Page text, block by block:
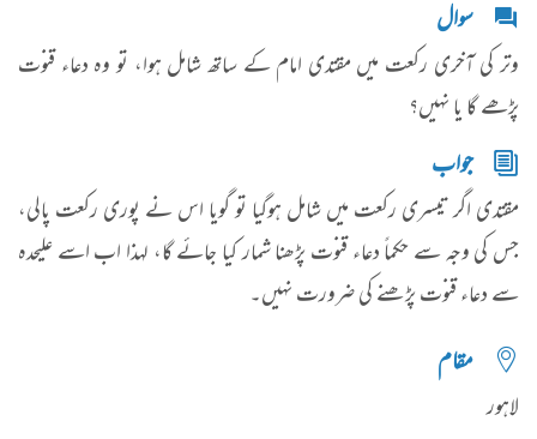
سوال
وتر کی آخری رکعت میں مقتدی امام کے ساتھ شامل ہوا، تو وہ دعاء قنوت
پڑھے گا یا نہیں؟
جواب
​مقتدی اگر تیسری رکعت میں شامل ہوگیا تو گویا اس نے پوری رکعت پالی،
جس کی وجہ سے حکماً دعاء قنوت پڑھنا شمار کیا جائے گا، لہذا اب اسے علیحدہ
سے دعاء قنوت پڑھنے کی ضرورت نہیں۔
مقام
لاہور